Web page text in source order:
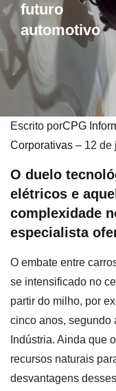
futuro
automotivo
Escrito porCPG
Corporativas – 12 de
O duelo
elétricos e
complexidade
especialista
O embate entre
se intensificado no
partir do milho, por
cinco anos, segundo
Indústria. Ainda que
recursos naturais
desvantagens